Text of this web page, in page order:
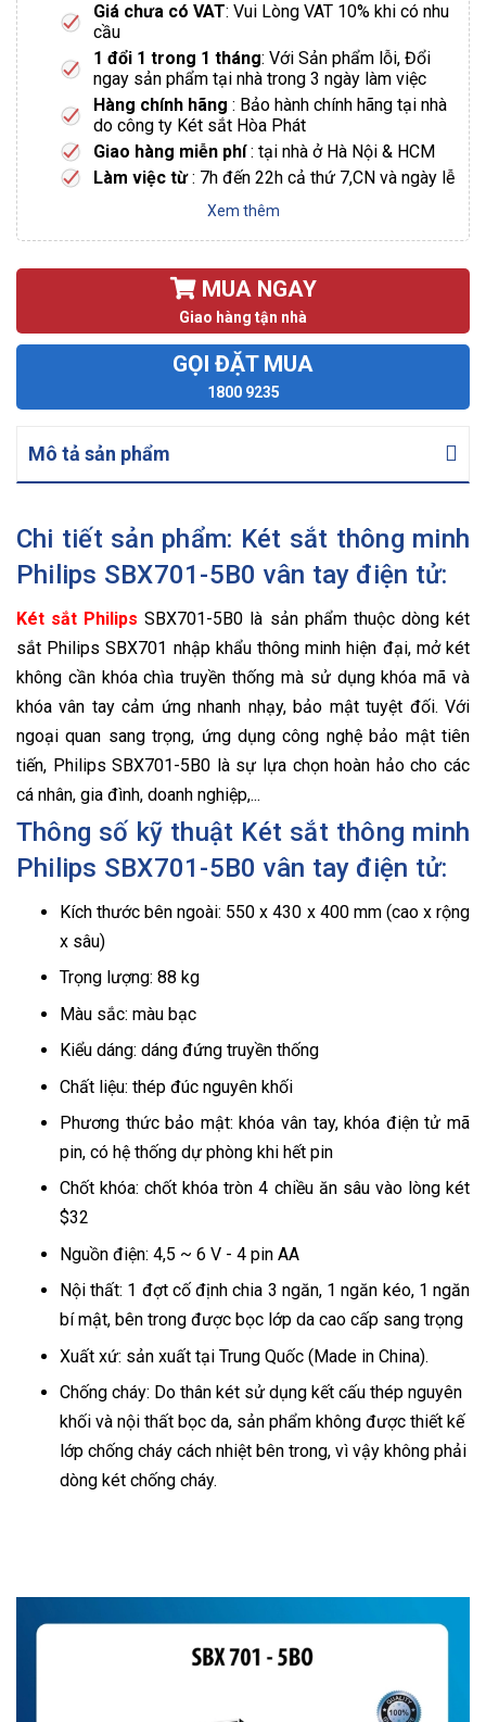
Giá chưa có VAT: Vui Lòng VAT 10% khi có nhu
cầu
1 đổi 1 trong 1 tháng: Với Sản phẩm lỗi, Đổi
ngay sản phẩm tại nhà trong 3 ngày làm việc
Hàng chính hãng : Bảo hành chính hãng tại nhà
do công ty Két sắt Hòa Phát
Giao hàng miễn phí: tại nhà ở Hà Nội & HCM
Làm việc từ: 7h đến 22h cả thứ 7,CN và ngày lễ
Xem thêm
MUA NGAY
Giao hàng tận nhà
GỌI ĐẶT MUA
1800 9235
Mô tả sản phẩm
Chi tiết sản phẩm: Két sắt thông minh
Philips SBX701-5B0 vân tay điện tử:
Két sắt Philips SBX701-5B0 là sản phẩm thuộc dòng két
sắt Philips SBX701 nhập khẩu thông minh hiện đại, mở két
không cần khóa chìa truyền thống mà sử dụng khóa mã và
khóa vân tay cảm ứng nhanh nhạy, bảo mật tuyệt đối. Với
ngoại quan sang trọng, ứng dụng công nghệ bảo mật tiên
tiến, Philips SBX701-5B0 là sự lựa chọn hoàn hảo cho các
cá nhân, gia đình, doanh nghiệp,...
Thông số kỹ thuật Két sắt thông minh
Philips SBX701-5B0 vân tay điện tử:
Kích thước bên ngoài: 550 x 430 x 400 mm (cao x rộng
x sâu)
Trọng lượng: 88 kg
Màu sắc: màu bạc
Kiểu dáng: dáng đứng truyền thống
Chất liệu: thép đúc nguyên khối
Phương thức bảo mật: khóa vân tay, khóa điện tử mã
pin, có hệ thống dự phòng khi hết pin
Chốt khóa: chốt khóa tròn 4 chiều ăn sâu vào lòng két
$32
Nguồn điện: 4,5 ~ 6 V - 4 pin AA
Nội thất: 1 đợt cố định chia 3 ngăn, 1 ngăn kéo, 1 ngăn
bí mật, bên trong được bọc lớp da cao cấp sang trọng
Xuất xứ: sản xuất tại Trung Quốc (Made in China).
Chống cháy: Do thân két sử dụng kết cấu thép nguyên
khối và nội thất bọc da, sản phẩm không được thiết kế
lớp chống cháy cách nhiệt bên trong, vì vậy không phải
dòng két chống cháy.